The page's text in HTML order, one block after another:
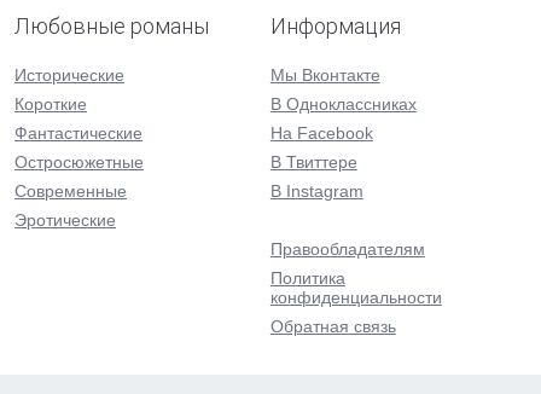
Любовные романы
Исторические
Короткие
Фантастические
Остросюжетные
Современные
Эротические
Информация
Мы Вконтакте
В Одноклассниках
На Facebook
В Твиттере
В Instagram
Правообладателям
Политика
конфиденциальности
Обратная связь